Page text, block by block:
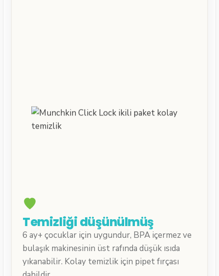
Temizliği düşünülmüş
6 ay+ çocuklar için uygundur, BPA içermez ve
bulaşık makinesinin üst rafında düşük ısıda
yıkanabilir. Kolay temizlik için pipet fırçası